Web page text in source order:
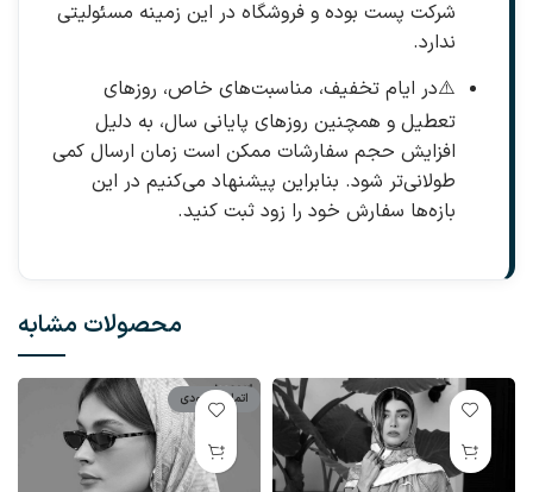
شرکت پست بوده و فروشگاه در این زمینه مسئولیتی
ندارد.
⚠️در ایام تخفیف، مناسبت‌های خاص، روزهای
تعطیل و همچنین روزهای پایانی سال، به دلیل
افزایش حجم سفارشات ممکن است زمان ارسال کمی
طولانی‌تر شود. بنابراین پیشنهاد می‌کنیم در این
بازه‌ها سفارش خود را زود ثبت کنید.
محصولات مشابه
اتمام موجودی